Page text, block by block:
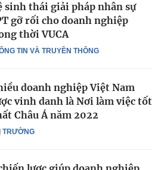
TIN VÀ TRUYỀN THÔNG
sinh thái giải pháp nhân sự
gỡ rối cho doanh nghiệp
thời VUCA
TRƯỜNG
doanh nghiệp Việt Nam
vinh danh là Nơi làm việc tốt
Châu Á năm 2022